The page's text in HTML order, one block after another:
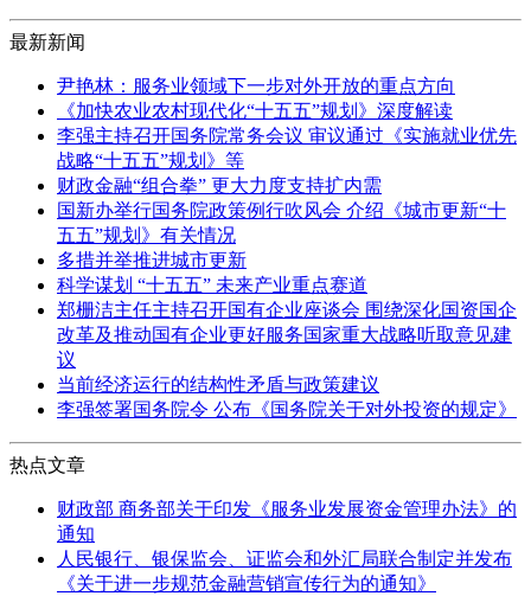
最新新闻
尹艳林：服务业领域下一步对外开放的重点方向
《加快农业农村现代化“十五五”规划》深度解读
李强主持召开国务院常务会议 审议通过《实施就业优先
战略“十五五”规划》等
财政金融“组合拳” 更大力度支持扩内需
国新办举行国务院政策例行吹风会 介绍《城市更新“十
五五”规划》有关情况
多措并举推进城市更新
科学谋划 “十五五” 未来产业重点赛道
郑栅洁主任主持召开国有企业座谈会 围绕深化国资国企
改革及推动国有企业更好服务国家重大战略听取意见建
议
当前经济运行的结构性矛盾与政策建议
李强签署国务院令 公布《国务院关于对外投资的规定》
热点文章
财政部 商务部关于印发《服务业发展资金管理办法》的
通知
人民银行、银保监会、证监会和外汇局联合制定并发布
《关于进一步规范金融营销宣传行为的通知》